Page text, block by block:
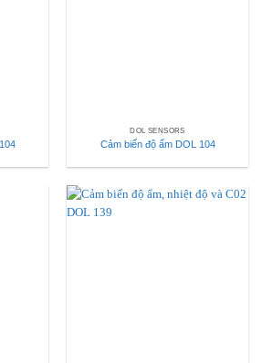
DOL SENSORS
Cảm biến độ ẩm DOL 104